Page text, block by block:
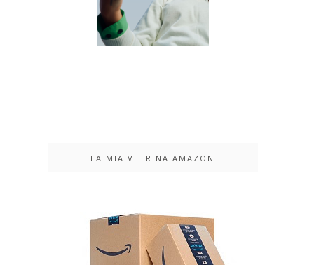
LA MIA VETRINA AMAZON